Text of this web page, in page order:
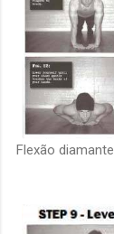
Flexão